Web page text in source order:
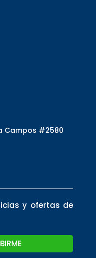
Campos #2580
y ofertas de